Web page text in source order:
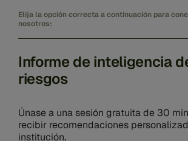
Elija la opción correcta a continuación para
nosotros:
Informe de inteligencia
riesgos
Únase a una sesión gratuita de 30
recibir recomendaciones
institución.